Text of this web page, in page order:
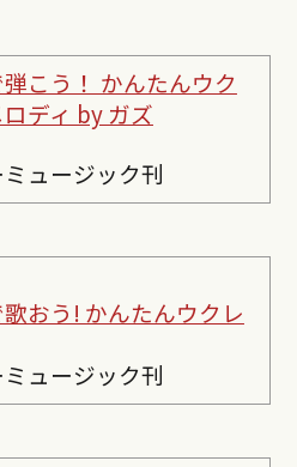
こう！ かんたんウク
ディ by ガズ
ュージック刊
おう! かんたんウクレ
ュージック刊